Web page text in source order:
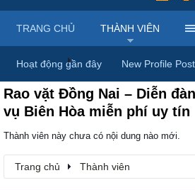
Trang chủ Thành viên
Rao vặt Đồng Nai – Diễn
vụ Biên Hòa miễn phí uy tín
Thành viên này chưa có nội dung nào mới.
Trang chủ Thành viên
TRANG CHỦ THÀNH VIÊN
Hoạt động gần đây New Profile